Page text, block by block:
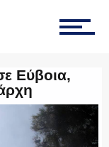
Εύβοια,